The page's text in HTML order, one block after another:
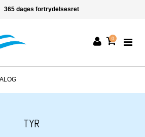
dages fortrydelsesret
0
TYR